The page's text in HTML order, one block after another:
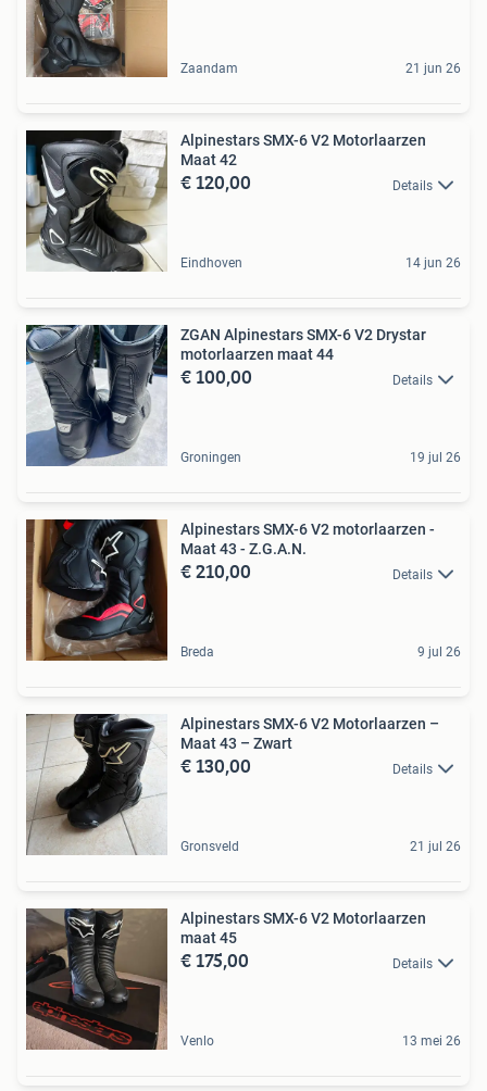
Zaandam 21 jun 26
Alpinestars SMX-6 V2 Motorlaarzen
Maat 42
€ 120,00 Details
Eindhoven 14 jun 26
ZGAN Alpinestars SMX-6 V2 Drystar
motorlaarzen maat 44
€ 100,00 Details
Groningen 19 jul 26
Alpinestars SMX-6 V2 motorlaarzen -
Maat 43 - Z.G.A.N.
€ 210,00 Details
Breda 9 jul 26
Alpinestars SMX-6 V2 Motorlaarzen –
Maat 43 – Zwart
€ 130,00 Details
Gronsveld 21 jul 26
Alpinestars SMX-6 V2 Motorlaarzen
maat 45
€ 175,00 Details
Venlo 13 mei 26